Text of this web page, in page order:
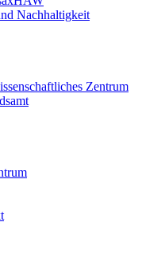
Nachhaltigkeit
Zentrum